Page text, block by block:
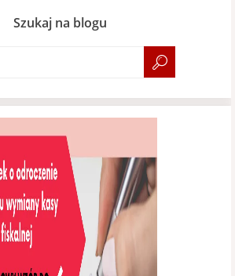
Szukaj na blogu